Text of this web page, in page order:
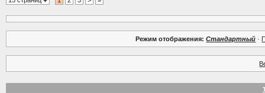
Режим отображения: Стандартный ·